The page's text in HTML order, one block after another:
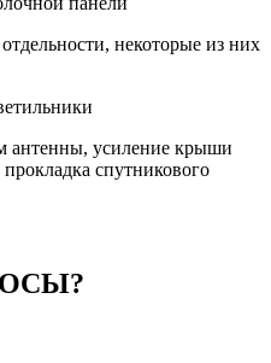
некоторые из них
антенны, усиление крыши
спутникового